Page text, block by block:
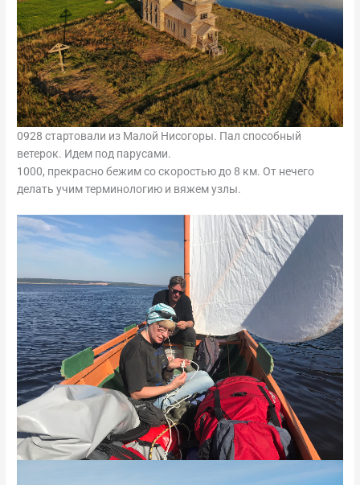
0928 стартовали из Малой Нисогоры. Пал способный
ветерок. Идем под парусами.
1000, прекрасно бежим со скоростью до 8 км. От нечего
делать учим терминологию и вяжем узлы.